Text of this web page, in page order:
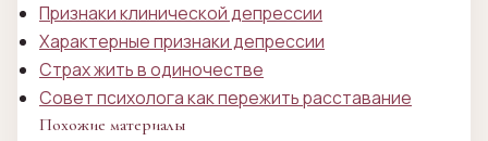
Признаки клинической депрессии
Характерные признаки депрессии
Страх жить в одиночестве
Совет психолога как пережить расставание
Похожие материалы